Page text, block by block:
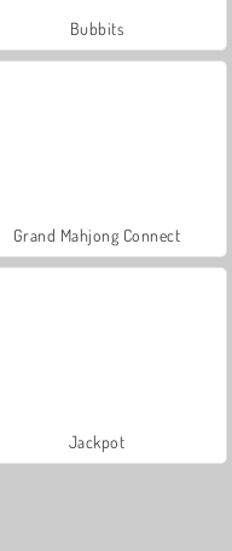
Bubbits
Grand Mahjong Connect
Jackpot